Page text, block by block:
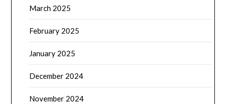
March 2025
February 2025
January 2025
December 2024
November 2024